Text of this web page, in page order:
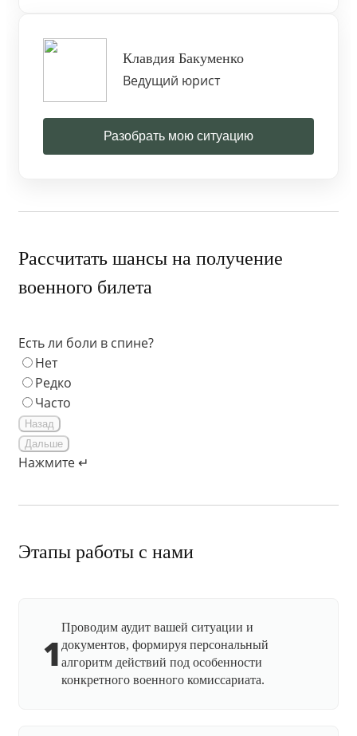
Клавдия Бакуменко
Ведущий юрист
Разобрать мою ситуацию
Рассчитать шансы на получение
военного билета
Есть ли боли в спине?
Нет
Редко
Часто
Назад
Дальше
Нажмите ↵
Этапы работы с нами
1
Проводим аудит вашей ситуации и
документов, формируя персональный
алгоритм действий под особенности
конкретного военного комиссариата.